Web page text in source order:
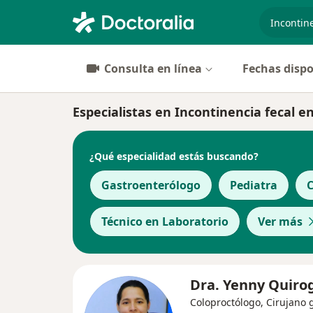
Consulta en línea Fechas
Especialistas en Incontinencia fecal
¿Qué especialidad estás buscando?
Gastroenterólogo Pediatra
Técnico en Laboratorio Ver más
Dra. Yenny
Coloproctólogo, Cirujano